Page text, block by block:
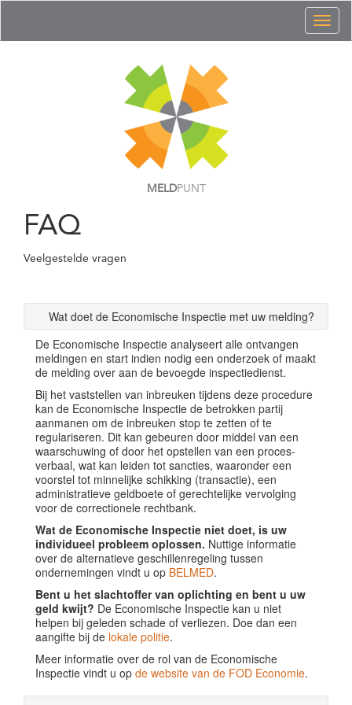
MELDPUNT
FAQ
Veelgestelde vragen
Wat doet de Economische Inspectie met uw melding?
De Economische Inspectie analyseert alle ontvangen
meldingen en start indien nodig een onderzoek of maakt
de melding over aan de bevoegde inspectiedienst.
Bij het vaststellen van inbreuken tijdens deze procedure
kan de Economische Inspectie de betrokken partij
aanmanen om de inbreuken stop te zetten of te
regulariseren. Dit kan gebeuren door middel van een
waarschuwing of door het opstellen van een proces-
verbaal, wat kan leiden tot sancties, waaronder een
voorstel tot minnelijke schikking (transactie), een
administratieve geldboete of gerechtelijke vervolging
voor de correctionele rechtbank.
Wat de Economische Inspectie niet doet, is uw
individueel probleem oplossen. Nuttige informatie
over de alternatieve geschillenregeling tussen
ondernemingen vindt u op BELMED.
Bent u het slachtoffer van oplichting en bent u uw
geld kwijt? De Economische Inspectie kan u niet
helpen bij geleden schade of verliezen. Doe dan een
aangifte bij de lokale politie.
Meer informatie over de rol van de Economische
Inspectie vindt u op de website van de FOD Economie.